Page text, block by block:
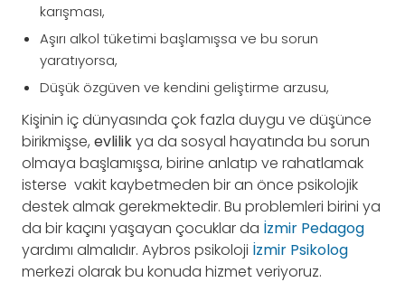
karışması,
Aşırı alkol tüketimi başlamışsa ve bu sorun
yaratıyorsa,
Düşük özgüven ve kendini geliştirme arzusu,
Kişinin iç dünyasında çok fazla duygu ve düşünce
birikmişse, evlilikya da sosyal hayatında bu sorun
olmaya başlamışsa, birine anlatıp ve rahatlamak
isterse vakit kaybetmeden bir an önce psikolojik
destek almak gerekmektedir. Bu problemleri birini ya
da bir kaçını yaşayan çocuklar da İzmir Pedagog
yardımı almalıdır. Aybros psikoloji İzmir Psikolog
merkezi olarak bu konuda hizmet veriyoruz.